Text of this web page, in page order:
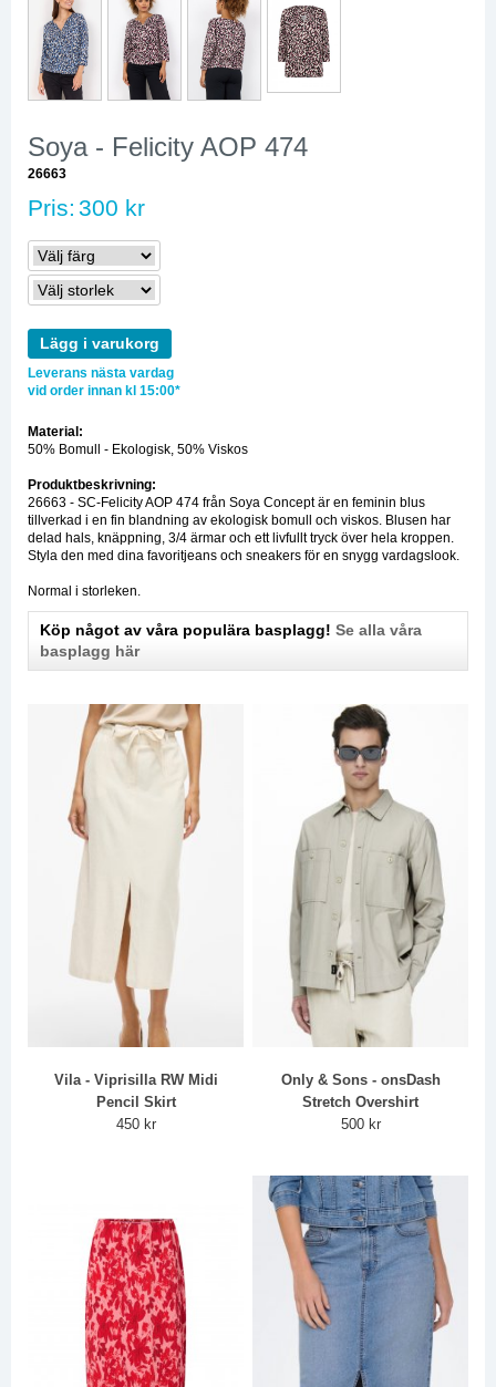
Soya - Felicity AOP 474
26663
Pris: 300 kr
Lägg i varukorg
Leverans nästa vardag
vid order innan kl 15:00*
Material:
50% Bomull - Ekologisk, 50% Viskos
Produktbeskrivning:
26663 - SC-Felicity AOP 474 från Soya Concept är en feminin blus
tillverkad i en fin blandning av ekologisk bomull och viskos. Blusen har
delad hals, knäppning, 3/4 ärmar och ett livfullt tryck över hela kroppen.
Styla den med dina favoritjeans och sneakers för en snygg vardagslook.
Normal i storleken.
Köp något av våra populära basplagg! Se alla våra
basplagg här
Vila - Viprisilla RW Midi
Pencil Skirt
450 kr
Only & Sons - onsDash
Stretch Overshirt
500 kr